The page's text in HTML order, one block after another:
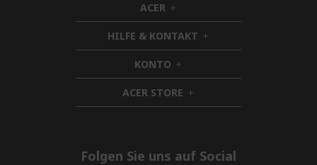
ACER h
i
d
d
e
n
HILFE & KONTAKT h
i
d
n
KONTO h
i
d
d
ACER STORE h
i
e
Folgen Sie uns auf Social